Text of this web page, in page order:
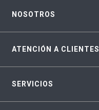
NOSOTROS
ATENCIÓN A CLIENTES
SERVICIOS